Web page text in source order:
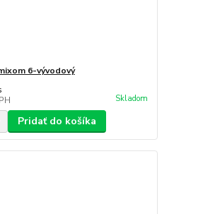
6-vývodový
Skladom
Pridať do košíka